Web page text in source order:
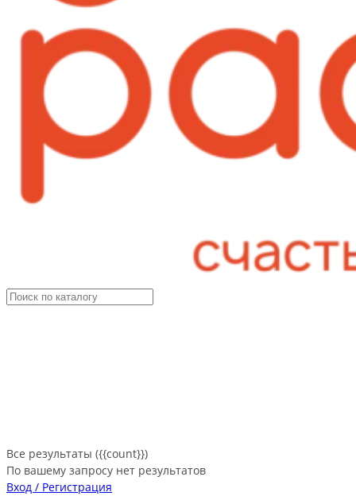
Все результаты ({{count}})
По вашему запросу нет результатов
Вход / Регистрация